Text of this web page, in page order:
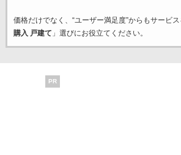
価格だけでなく、“ユーザー満足度”からもサービス
購入 戸建て 」選びにお役立てください。
PR